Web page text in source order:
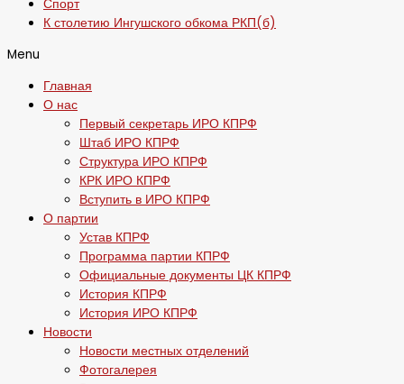
Спорт
К столетию Ингушского обкома РКП(б)
Menu
Главная
О нас
Первый секретарь ИРО КПРФ
Штаб ИРО КПРФ
Структура ИРО КПРФ
КРК ИРО КПРФ
Вступить в ИРО КПРФ
О партии
Устав КПРФ
Программа партии КПРФ
Официальные документы ЦК КПРФ
История КПРФ
История ИРО КПРФ
Новости
Новости местных отделений
Фотогалерея